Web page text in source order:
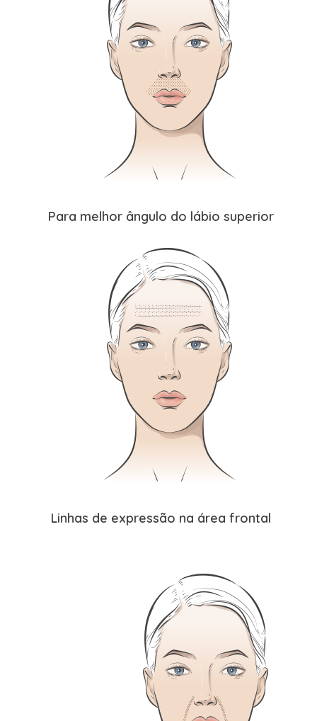
Para melhor ângulo do lábio superior
Linhas de expressão na área frontal